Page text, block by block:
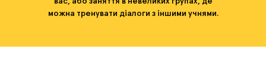
можна тренувати діалоги з іншими учнями.